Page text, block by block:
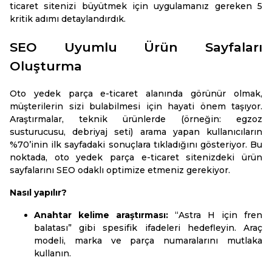
ticaret sitenizi büyütmek için uygulamanız gereken 5
kritik adımı detaylandırdık.
SEO Uyumlu Ürün Sayfaları
Oluşturma
Oto yedek parça e-ticaret alanında görünür olmak,
müşterilerin sizi bulabilmesi için hayati önem taşıyor.
Araştırmalar, teknik ürünlerde (örneğin: egzoz
susturucusu, debriyaj seti) arama yapan kullanıcıların
%70’inin ilk sayfadaki sonuçlara tıkladığını gösteriyor. Bu
noktada, oto yedek parça e-ticaret sitenizdeki ürün
sayfalarını SEO odaklı optimize etmeniz gerekiyor.
Nasıl yapılır?
Anahtar kelime araştırması: “Astra H için fren
balatası” gibi spesifik ifadeleri hedefleyin. Araç
modeli, marka ve parça numaralarını mutlaka
kullanın.